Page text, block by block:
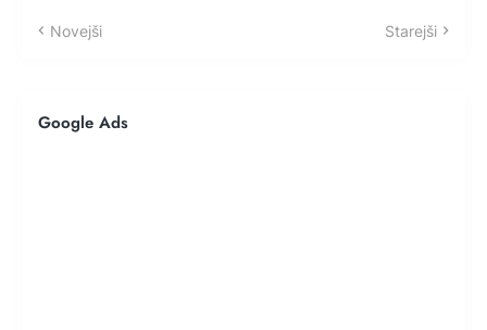
Novejši Starejši
Google Ads